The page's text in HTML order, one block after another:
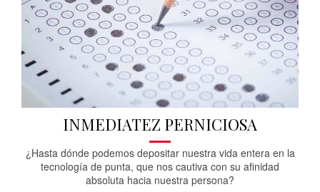
INMEDIATEZ PERNICIOSA
¿Hasta dónde podemos depositar nuestra vida entera en la
tecnología de punta, que nos cautiva con su afinidad
absoluta hacia nuestra persona?